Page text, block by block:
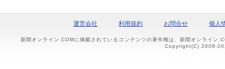
運営会社 利用規約 お問合せ 個人
新聞オンライン.COMに掲載されているコンテンツの著作権は、新聞オンライン
Copyright(C) 2009-